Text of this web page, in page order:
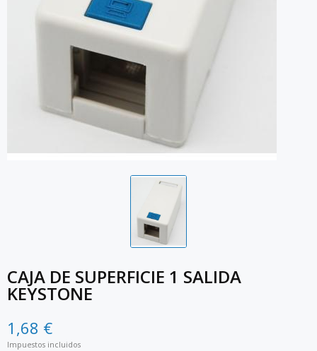
CAJA DE SUPERFICIE 1 SALIDA
KEYSTONE
1,68 €
Impuestos incluidos